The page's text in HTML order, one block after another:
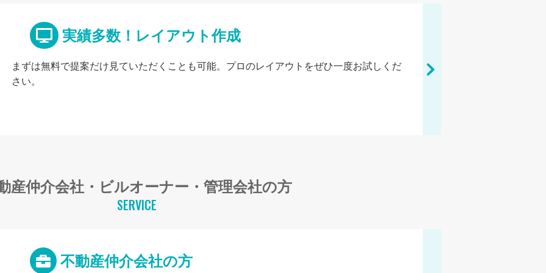
実績多数！レイアウト作成
まずは無料で提案だけ見ていただくことも可能。プロのレイアウトをぜひ一度お試しくだ
さい。
産仲介会社・ビルオーナー・管理会社の方
SERVICE
不動産仲介会社の方